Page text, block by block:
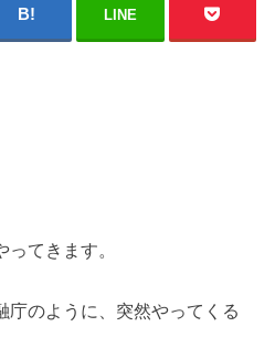
LINE
てきます。
庁のように、突然やってくる